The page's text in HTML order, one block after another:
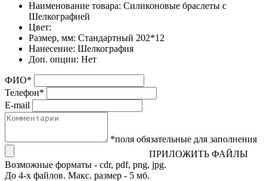
Наименование товара: Силиконовые браслеты с
Шелкографией
Цвет:
Размер, мм: Стандартный 202*12
Нанесение: Шелкография
Доп. опции: Нет
ФИО*
Телефон*
E-mail
*поля обязательные для заполнения
ПРИЛОЖИТЬ ФАЙЛЫ
Возможные форматы - cdr, pdf, png, jpg.
До 4-х файлов. Макс. размер - 5 мб.